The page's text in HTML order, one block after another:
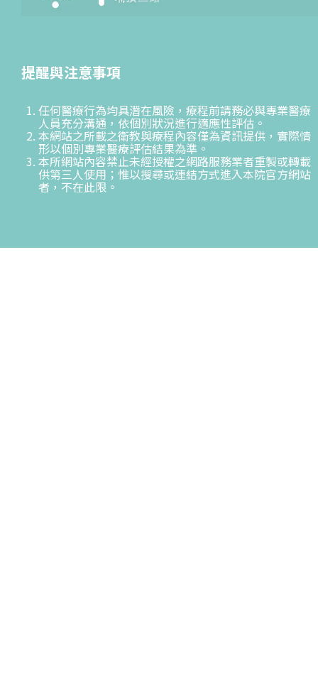
提醒與注意事項
任何醫療行為均具潛在風險，療程前請務必與專業醫療
人員充分溝通，依個別狀況進行適應性評估。
本網站之所載之衛教與療程內容僅為資訊提供，實際情
形以個別專業醫療評估結果為準。
本所網站內容禁止未經授權之網路服務業者重製或轉載
供第三人使用；惟以搜尋或連結方式進入本院官方網站
者，不在此限。